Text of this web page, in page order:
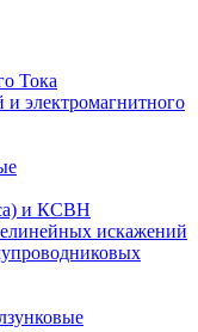
Тока
и электромагнитного
и КСВН
искажений